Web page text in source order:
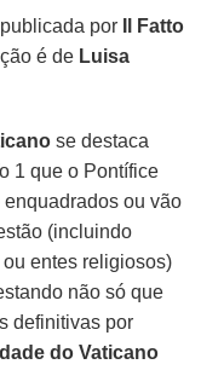
por
Il Fatto
é de Luisa
se destaca
1 que o Pontífice
ou vão
(incluindo
entes religiosos)
não só que
definitivas por
do Vaticano